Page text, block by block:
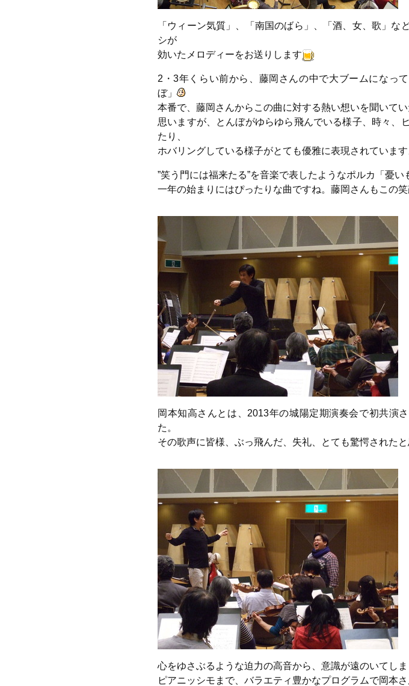
「ウィーン気質」、「南国のばら」、「酒、女、歌」な
シが
効いたメロディーをお送りします
2・3年くらい前から、藤岡さんの中で大ブームになっ
ぼ」
本番で、藤岡さんからこの曲に対する熱い想いを聞いてい
思いますが、とんぼがゆらゆら飛んでいる様子、時々、
たり、
ホバリングしている様子がとても優雅に表現されています
”笑う門には福来たる”を音楽で表したようなポルカ「憂い
一年の始まりにはぴったりな曲ですね。藤岡さんもこの
岡本知高さんとは、2013年の城陽定期演奏会で初共演
た。
その歌声に皆様、ぶっ飛んだ、失礼、とても驚愕されたと
心をゆさぶるような迫力の高音から、意識が遠のいてし
ピアニッシモまで、バラエティ豊かなプログラムで岡本